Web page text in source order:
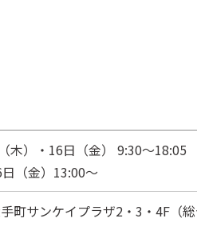
木）・16日（金） 9:30～18:05
（金）13:00～
サンケイプラザ2・3・4F（総